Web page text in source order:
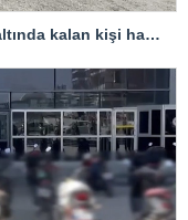
Gaziantep’te devrilen iş makinesinin altında kalan kişi hayatını kaybetti